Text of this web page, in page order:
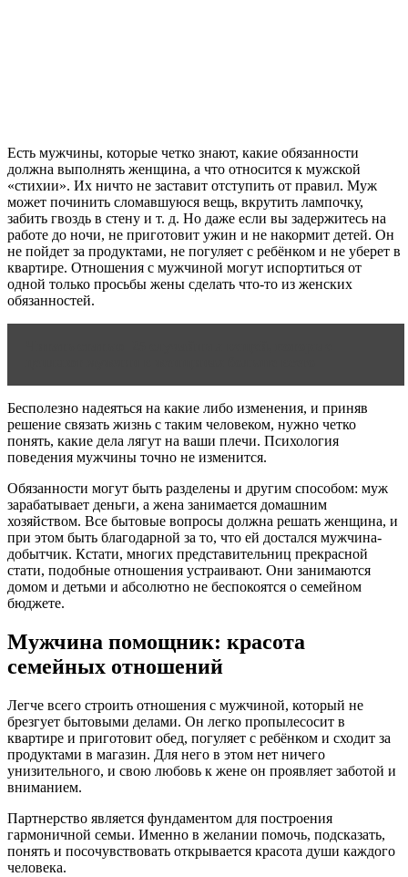
Есть мужчины, которые четко знают, какие обязанности
должна выполнять женщина, а что относится к мужской
«стихии». Их ничто не заставит отступить от правил. Муж
может починить сломавшуюся вещь, вкрутить лампочку,
забить гвоздь в стену и т. д. Но даже если вы задержитесь на
работе до ночи, не приготовит ужин и не накормит детей. Он
не пойдет за продуктами, не погуляет с ребёнком и не уберет в
квартире. Отношения с мужчиной могут испортиться от
одной только просьбы жены сделать что-то из женских
обязанностей.
Бесполезно надеяться на какие либо изменения, и приняв
решение связать жизнь с таким человеком, нужно четко
понять, какие дела лягут на ваши плечи. Психология
поведения мужчины точно не изменится.
Обязанности могут быть разделены и другим способом: муж
зарабатывает деньги, а жена занимается домашним
хозяйством. Все бытовые вопросы должна решать женщина, и
при этом быть благодарной за то, что ей достался мужчина-
добытчик. Кстати, многих представительниц прекрасной
стати, подобные отношения устраивают. Они занимаются
домом и детьми и абсолютно не беспокоятся о семейном
бюджете.
Мужчина помощник: красота
семейных отношений
Легче всего строить отношения с мужчиной, который не
брезгует бытовыми делами. Он легко пропылесосит в
квартире и приготовит обед, погуляет с ребёнком и сходит за
продуктами в магазин. Для него в этом нет ничего
унизительного, и свою любовь к жене он проявляет заботой и
вниманием.
Партнерство является фундаментом для построения
гармоничной семьи. Именно в желании помочь, подсказать,
понять и посочувствовать открывается красота души каждого
человека.